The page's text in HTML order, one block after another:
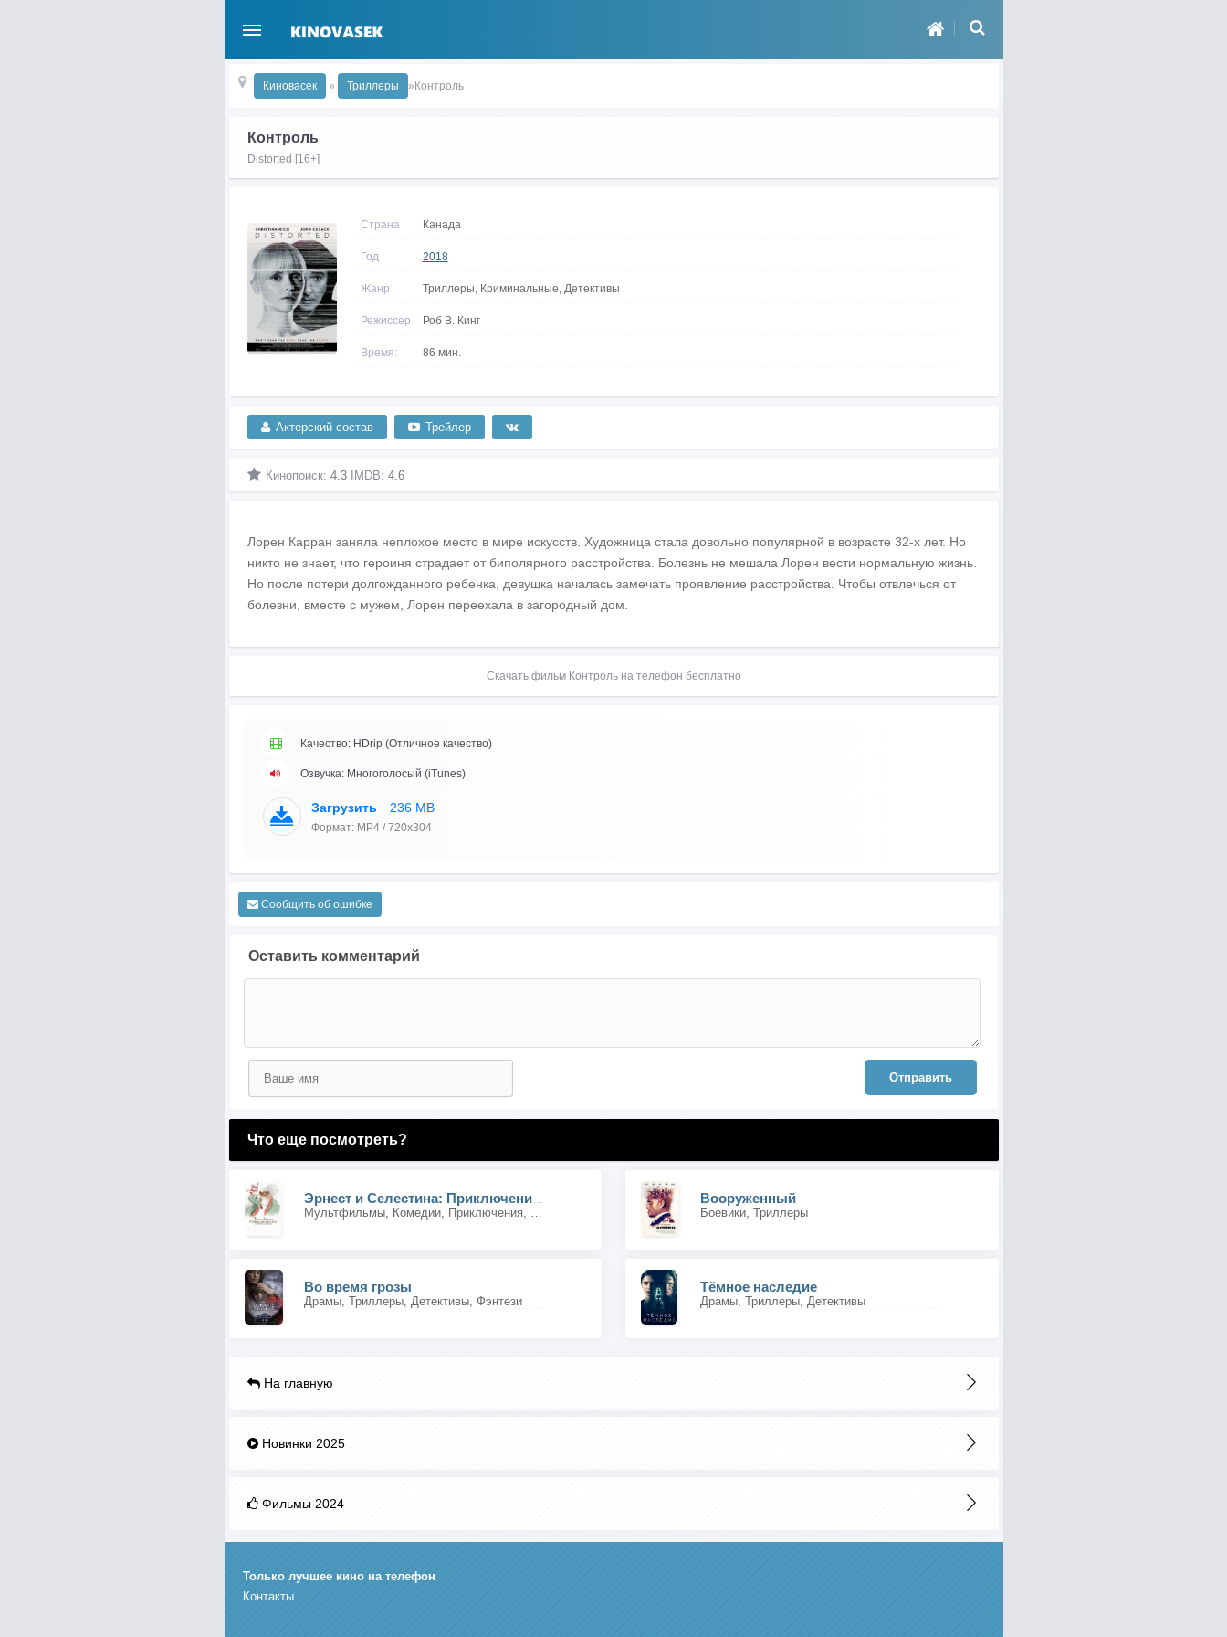
Киновасек » Триллеры »Контроль
Контроль
Distorted [16+]
Страна Канада
Год 2018
Жанр Триллеры, Криминальные, Детективы
Режиссер Роб В. Кинг
Время: 86 мин.
Актерский состав Трейлер
Кинопоиск: 4.3IMDB: 4.6
Лорен Карран заняла неплохое место в мире искусств. Художница стала довольно популярной в возрасте 32-х лет. Но
никто не знает, что героиня страдает от биполярного расстройства. Болезнь не мешала Лорен вести нормальную жизнь.
Но после потери долгожданного ребенка, девушка началась замечать проявление расстройства. Чтобы отвлечься от
болезни, вместе с мужем, Лорен переехала в загородный дом.
Скачать фильм Контроль на телефон бесплатно
Качество: HDrip (Отличное качество)
Озвучка: Многоголосый (iTunes)
Загрузить 236 MB
Формат: MP4 / 720x304
Сообщить об ошибке
Оставить комментарий
Отправить
Что еще посмотреть?
Эрнест и Селестина: Приключения мышки и медведя
Мультфильмы, Комедии, Приключения, Семейные, Драмы, Криминальные, Фэнтези
Вооруженный
Боевики, Триллеры
Во время грозы
Драмы, Триллеры, Детективы, Фэнтези
Тёмное наследие
Драмы, Триллеры, Детективы
На главную
Новинки 2025
Фильмы 2024
Только лучшее кино на телефон
Контакты